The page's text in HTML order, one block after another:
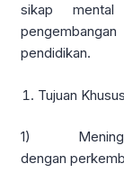
sikap
pendidikan.
Tujuan Khusus
1)
dengan